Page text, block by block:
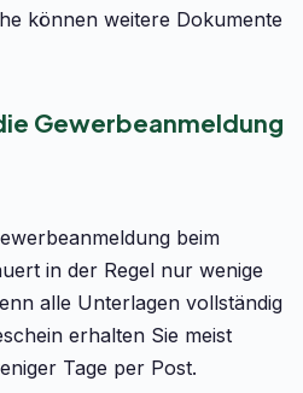
können weitere Dokumente
Gewerbeanmeldung
beim
in der Regel nur wenige
alle Unterlagen vollständig
erhalten Sie meist
Tage per Post.